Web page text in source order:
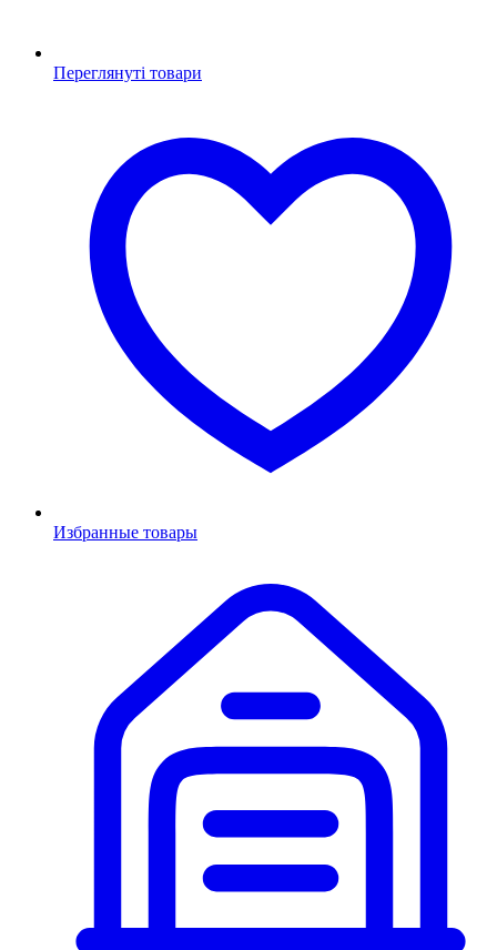
Переглянуті товари
Избранные товары